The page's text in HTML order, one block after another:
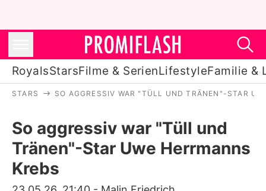
RoyalsStarsFilme & SerienLifestyleFamilie &
Stars
Filme & Serien
Lifestyle
STARS SO AGGRESSIV WAR "TÜLL UND TRÄNEN"-STAR
So aggressiv war "Tüll und
Tränen"-Star Uwe Herrmanns
Krebs